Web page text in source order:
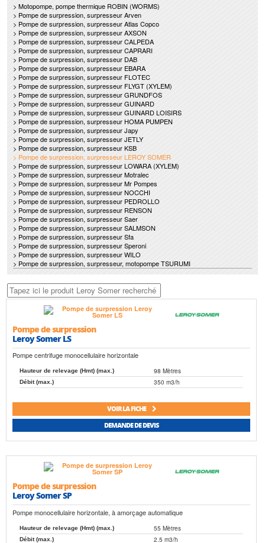
> Motopompe, pompe thermique ROBIN (WORMS)
> Pompe de surpression, surpresseur Arven
> Pompe de surpression, surpresseur Atlas Copco
> Pompe de surpression, surpresseur AXSON
> Pompe de surpression, surpresseur CALPEDA
> Pompe de surpression, surpresseur CAPRARI
> Pompe de surpression, surpresseur DAB
> Pompe de surpression, surpresseur EBARA
> Pompe de surpression, surpresseur FLOTEC
> Pompe de surpression, surpresseur FLYGT (XYLEM)
> Pompe de surpression, surpresseur GRUNDFOS
> Pompe de surpression, surpresseur GUINARD
> Pompe de surpression, surpresseur GUINARD LOISIRS
> Pompe de surpression, surpresseur HOMA PUMPEN
> Pompe de surpression, surpresseur Japy
> Pompe de surpression, surpresseur JETLY
> Pompe de surpression, surpresseur KSB
> Pompe de surpression, surpresseur LEROY SOMER
> Pompe de surpression, surpresseur LOWARA (XYLEM)
> Pompe de surpression, surpresseur Motralec
> Pompe de surpression, surpresseur Mr Pompes
> Pompe de surpression, surpresseur NOCCHI
> Pompe de surpression, surpresseur PEDROLLO
> Pompe de surpression, surpresseur RENSON
> Pompe de surpression, surpresseur Saer
> Pompe de surpression, surpresseur SALMSON
> Pompe de surpression, surpresseur Sfa
> Pompe de surpression, surpresseur Speroni
> Pompe de surpression, surpresseur WILO
> Pompe de surpression, surpresseur, motopompe TSURUMI
Pompe de surpression
Leroy Somer LS
Pompe centrifuge monocellulaire horizontale
Hauteur de relevage (Hmt) (max.) 98 Mètres
Débit (max.) 350 m3/h
VOIR LA FICHE
DEMANDE DE DEVIS
Pompe de surpression
Leroy Somer SP
Pompe monocellulaire horizontale, à amorçage automatique
Hauteur de relevage (Hmt) (max.) 55 Mètres
Débit (max.) 2.5 m3/h